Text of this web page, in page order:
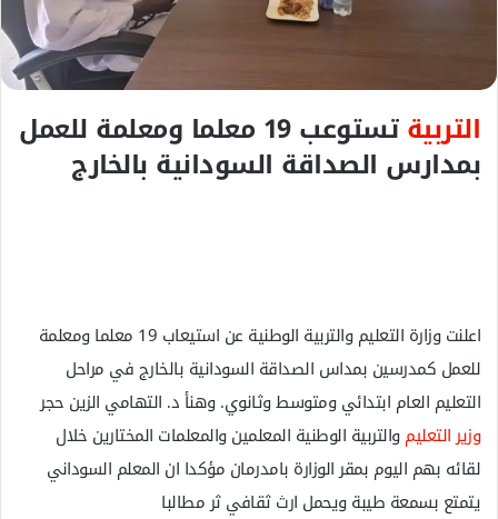
ا
التربية تستوعب 19 معلما ومعلمة للعمل
بمدارس الصداقة السودانية بالخارج
اعلنت وزارة التعليم والتربية الوطنية عن استيعاب 19 معلما ومعلمة
للعمل كمدرسين بمداس الصداقة السودانية بالخارج في مراحل
التعليم العام ابتدائي ومتوسط وثانوي. وهنأ د. التهامي الزين حجر
وزير التعليموالتربية الوطنية المعلمين والمعلمات المختارين خلال
لقائه بهم اليوم بمقر الوزارة بامدرمان مؤكدا ان المعلم السوداني
يتمتع بسمعة طيبة ويحمل ارث ثقافي ثر مطالبا